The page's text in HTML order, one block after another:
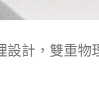
雙重物理